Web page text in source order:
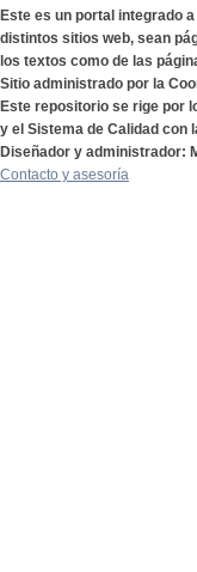
Este es un portal integrado
distintos sitios web, sean
los textos como de las
Sitio administrado por la
Este repositorio se rige por
y el Sistema de Calidad con
Diseñador y administrador:
Contacto y asesoría